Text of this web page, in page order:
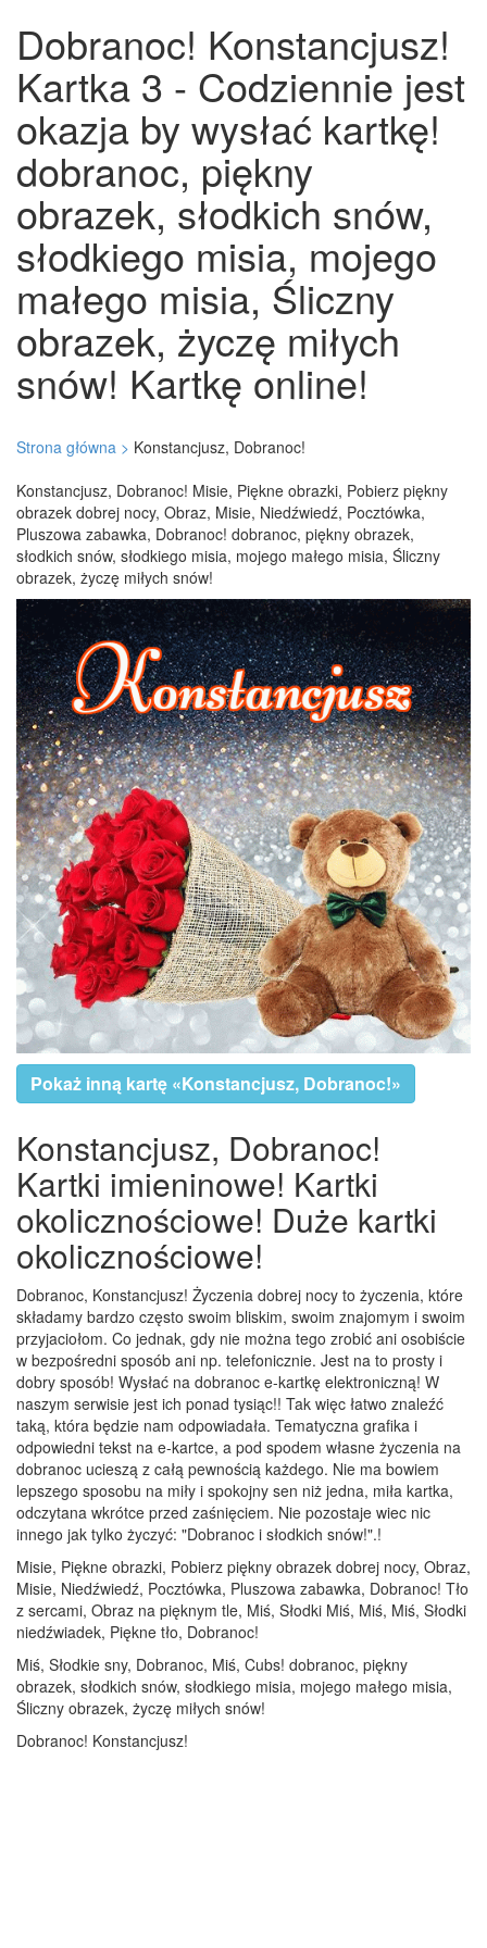
Dobranoc! Konstancjusz!
Kartka 3 - Codziennie jest
okazja by wysłać kartkę!
dobranoc, piękny
obrazek, słodkich snów,
słodkiego misia, mojego
małego misia, Śliczny
obrazek, życzę miłych
snów! Kartkę online!
Strona główna > Konstancjusz, Dobranoc!
Konstancjusz, Dobranoc! Misie, Piękne obrazki, Pobierz piękny
obrazek dobrej nocy, Obraz, Misie, Niedźwiedź, Pocztówka,
Pluszowa zabawka, Dobranoc! dobranoc, piękny obrazek,
słodkich snów, słodkiego misia, mojego małego misia, Śliczny
obrazek, życzę miłych snów!
Pokaż inną kartę «Konstancjusz, Dobranoc!»
Konstancjusz, Dobranoc!
Kartki imieninowe! Kartki
okolicznościowe! Duże kartki
okolicznościowe!
Dobranoc, Konstancjusz! Życzenia dobrej nocy to życzenia, które
składamy bardzo często swoim bliskim, swoim znajomym i swoim
przyjaciołom. Co jednak, gdy nie można tego zrobić ani osobiście
w bezpośredni sposób ani np. telefonicznie. Jest na to prosty i
dobry sposób! Wysłać na dobranoc e-kartkę elektroniczną! W
naszym serwisie jest ich ponad tysiąc!! Tak więc łatwo znaleźć
taką, która będzie nam odpowiadała. Tematyczna grafika i
odpowiedni tekst na e-kartce, a pod spodem własne życzenia na
dobranoc ucieszą z całą pewnością każdego. Nie ma bowiem
lepszego sposobu na miły i spokojny sen niż jedna, miła kartka,
odczytana wkrótce przed zaśnięciem. Nie pozostaje wiec nic
innego jak tylko życzyć: "Dobranoc i słodkich snów!".!
Misie, Piękne obrazki, Pobierz piękny obrazek dobrej nocy, Obraz,
Misie, Niedźwiedź, Pocztówka, Pluszowa zabawka, Dobranoc! Tło
z sercami, Obraz na pięknym tle, Miś, Słodki Miś, Miś, Miś, Słodki
niedźwiadek, Piękne tło, Dobranoc!
Miś, Słodkie sny, Dobranoc, Miś, Cubs! dobranoc, piękny
obrazek, słodkich snów, słodkiego misia, mojego małego misia,
Śliczny obrazek, życzę miłych snów!
Dobranoc! Konstancjusz!